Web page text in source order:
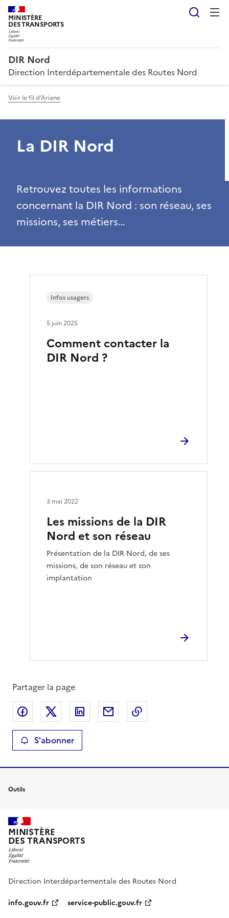
MINISTÈRE
DES TRANSPORTS
DIR Nord
Direction Interdépartementale des Routes Nord
Voir le fil d'Ariane
La DIR Nord
Retrouvez toutes les informations
concernant la DIR Nord : son réseau, ses
missions, ses métiers…
Comment contacter la
DIR Nord ?
Infos usagers
5 juin 2025
Les missions de la DIR
Nord et son réseau
Présentation de la DIR Nord, de ses
missions, de son réseau et son
implantation
3 mai 2022
Partager la page
Partager sur Facebook
Partager sur XPartager sur LinkedIn
Partager par email
S'abonner
Outils
MINISTÈRE
DES TRANSPORTS
Direction Interdépartementale des Routes Nord
info.gouv.fr
service-public.gouv.fr